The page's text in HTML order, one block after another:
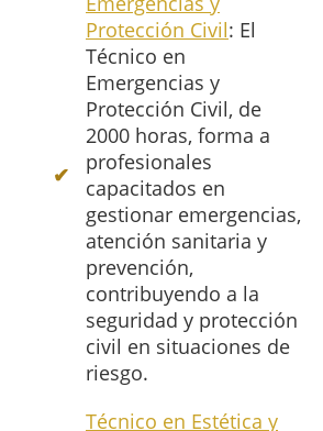
Protección Civil: El
Técnico en
Emergencias y
Protección Civil, de
2000 horas, forma a
profesionales
capacitados en
gestionar emergencias,
atención sanitaria y
prevención,
contribuyendo a la
seguridad y protección
civil en situaciones de
riesgo.
Técnico en Estética y